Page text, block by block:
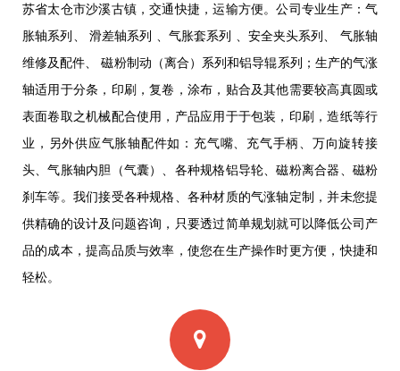
苏省太仓市沙溪古镇，交通快捷，运输方便。公司专业生产：气
胀轴系列、 滑差轴系列 、气胀套系列 、安全夹头系列、 气胀轴
维修及配件、 磁粉制动（离合）系列和铝导辊系列；生产的气涨
轴适用于分条，印刷，复卷，涂布，贴合及其他需要较高真圆或
表面卷取之机械配合使用，产品应用于于包装，印刷，造纸等行
业，另外供应气胀轴配件如：充气嘴、充气手柄、万向旋转接
头、气胀轴内胆（气囊）、各种规格铝导轮、磁粉离合器、磁粉
刹车等。我们接受各种规格、各种材质的气涨轴定制，并未您提
供精确的设计及问题咨询，只要透过简单规划就可以降低公司产
品的成本，提高品质与效率，使您在生产操作时更方便，快捷和
轻松。